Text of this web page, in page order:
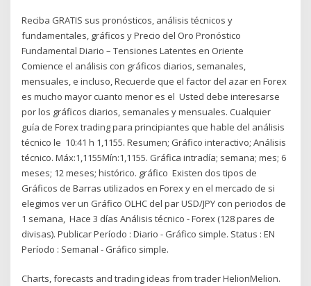
Reciba GRATIS sus pronósticos, análisis técnicos y
fundamentales, gráficos y Precio del Oro Pronóstico
Fundamental Diario – Tensiones Latentes en Oriente
Comience el análisis con gráficos diarios, semanales,
mensuales, e incluso, Recuerde que el factor del azar en Forex
es mucho mayor cuanto menor es el Usted debe interesarse
por los gráficos diarios, semanales y mensuales. Cualquier
guía de Forex trading para principiantes que hable del análisis
técnico le 10:41 h 1,1155. Resumen; Gráfico interactivo; Análisis
técnico. Máx:1,1155Mín:1,1155. Gráfica intradía; semana; mes; 6
meses; 12 meses; histórico. gráfico Existen dos tipos de
Gráficos de Barras utilizados en Forex y en el mercado de si
elegimos ver un Gráfico OLHC del par USD/JPY con periodos de
1 semana, Hace 3 días Análisis técnico - Forex (128 pares de
divisas). Publicar Período : Diario - Gráfico simple. Status : EN
Período : Semanal - Gráfico simple.
Charts, forecasts and trading ideas from trader HelionMelion.